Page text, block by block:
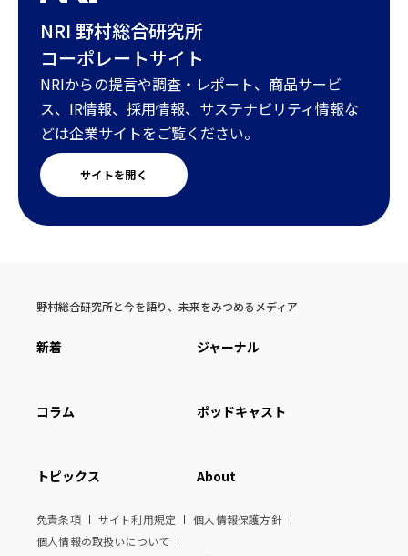
NRI 野村総合研究所
コーポレートサイト
NRIからの提言や調査・レポート、商品サービ
ス、IR情報、採用情報、サステナビリティ情報な
どは企業サイトをご覧ください。
サイトを開く
野村総合研究所と今を語り、未来をみつめるメディア
新着 ジャーナル
コラム ポッドキャスト
トピックス About
免責条項 サイト利用規定
個人情報保護方針
個人情報の取扱いについて